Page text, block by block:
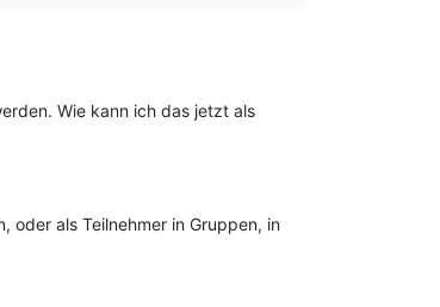
Wie kann ich das jetzt als
oder als Teilnehmer in Gruppen, in